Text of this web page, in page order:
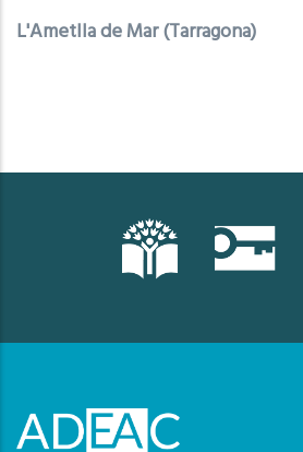
L'Ametlla de Mar (Tarragona)